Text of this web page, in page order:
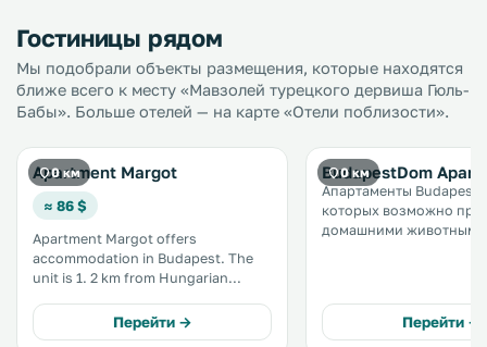
Гостиницы рядом
Мы подобрали объекты размещения, которые находятся
ближе всего к месту «Мавзолей турецкого дервиша Гюль-
Бабы». Больше отелей — на карте «Отели поблизости».
0 км
Apartment Margot
≈ 86 $
Apartment Margot offers
accommodation in Budapest. The
unit is 1. 2 km from Hungarian
provided throughout the property.
The kitchenette features a
Перейти →
0 км
BudapestDom
Апартаменты
которых возможно
домашними
Матьяша. В распоряжении гостей
балкон и повсеместный
Перейти →